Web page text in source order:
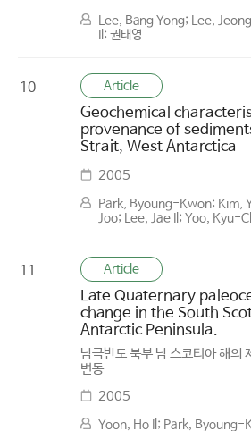
Lee, Bang Yong; Lee,
Il; 권태영
10 Article
Geochemical
provenance of
Strait, West Antarctica
2005
Park, Byoung-Kwon; Kim,
Joo; Lee, Jae Il; Yoo, Kyu-
11 Article
Late Quaternary
change in the South
Antarctic Peninsula.
남극반도 북부 남 스코티아 해의
변동
2005
Yoon, Ho Il; Park, Byoung-